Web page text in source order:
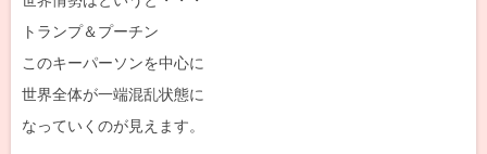
トランプ＆プーチン
このキーパーソンを中心に
世界全体が一端混乱状態に
なっていくのが見えます。